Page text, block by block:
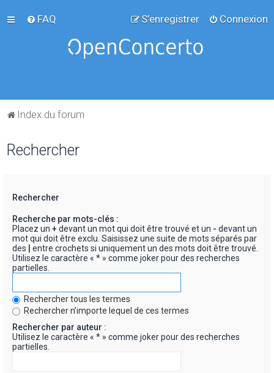
FAQ Connexion
S’enregistrer
Index du forum
Rechercher
Rechercher
Recherche par mots-clés :
Placez un + devant un mot qui doit être trouvé et un - devant un
mot qui doit être exclu. Saisissez une suite de mots séparés par
des
entre crochets si uniquement un des mots doit être trouvé.
Utilisez le caractère « * » comme joker pour des recherches
partielles.
Rechercher tous les termes
Rechercher n’importe lequel de ces termes
Rechercher par auteur :
Utilisez le caractère « * » comme joker pour des recherches
partielles.